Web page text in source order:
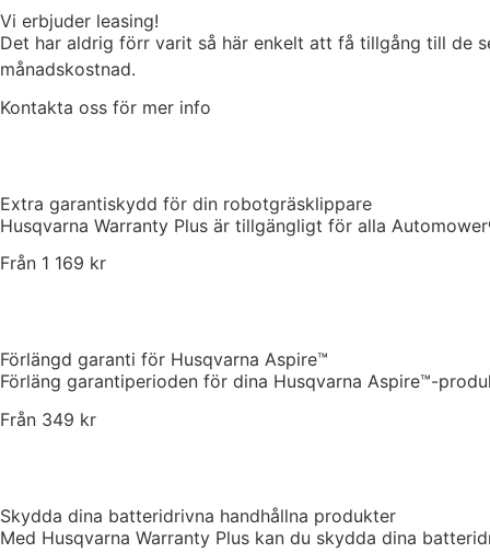
Vi erbjuder leasing!
Det har aldrig förr varit så här enkelt att få tillgång till de
månadskostnad.
Kontakta oss för mer info
Extra garantiskydd för din robotgräsklippare
Husqvarna Warranty Plus är tillgängligt för alla
Från 1 169 kr
Förlängd garanti för Husqvarna Aspire™
Förläng garantiperioden för dina Husqvarna Aspire™-
Från 349 kr
Skydda dina batteridrivna handhållna produkter
Med Husqvarna Warranty Plus kan du skydda dina